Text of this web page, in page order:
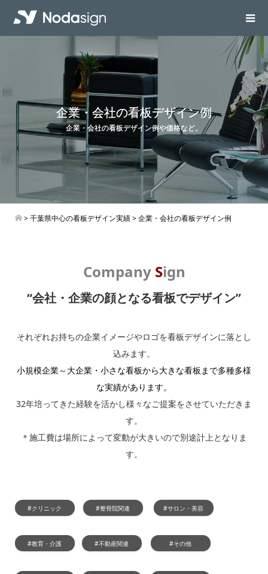
企業・会社の看板デザイン例
企業・会社の看板デザイン例や価格など。
>千葉県中心の看板デザイン実績> 企業・会社の看板デザイン例
Company Sign
“会社・企業の顔となる看板でデザイン”
それぞれお持ちの企業イメージやロゴを看板デザインに落とし
込みます。
小規模企業～大企業・小さな看板から大きな看板まで多種多様
な実績があります。
32年培ってきた経験を活かし様々なご提案をさせていただきま
す。
＊施工費は場所によって変動が大きいので別途計上となりま
す。
#クリニック #整骨院関連 #サロン・美容
#教育・介護 #不動産関連 #その他